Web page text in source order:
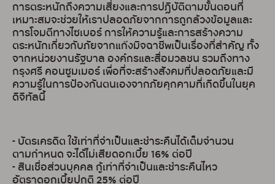
การตระหนักถึงความเสี่ยงและการปฏิบัติตามขั้นตอนที่
เหมาะสมจะช่วยให้เราปลอดภัยจากการถูกล้วงข้อมูลและ
การโจมตีทางไซเบอร์ การให้ความรู้และการสร้างความ
ตระหนักเกี่ยวกับภัยจากแก๊งมิจฉาชีพเป็นเรื่องที่สำคัญ ทั้ง
จากหน่วยงานรัฐบาล องค์กรและสื่อมวลชน รวมถึงทาง
กรุงศรี คอนซูมเมอร์ เพื่อที่จะสร้างสังคมที่ปลอดภัยและมี
ความรู้ในการป้องกันตนเองจากภัยคุกคามที่เกิดขึ้นในยุค
ดิจิทัลนี้
- บัตรเครดิต ใช้เท่าที่จำเป็นและชำระคืนได้เต็มจำนวน
ตามกำหนด จะได้ไม่เสียดอกเบี้ย 16% ต่อปี
- สินเชื่อส่วนบุคคล กู้เท่าที่จำเป็นและชำระคืนไหว
อัตราดอกเบี้ยปกติ 25% ต่อปี